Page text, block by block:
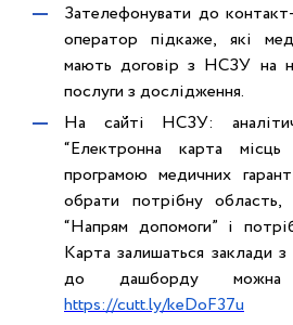
Зателефонувати до
оператор підкаже, які
мають договір з НСЗУ на
послуги з дослідження.
На сайті НСЗУ:
“Електронна карта
програмою медичних
обрати потрібну
“Напрям допомоги” і
Карта залишаться заклади
до дашборду можна
https://cutt.ly/keDoF37u